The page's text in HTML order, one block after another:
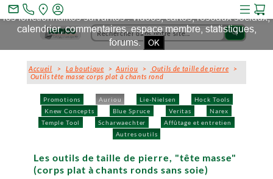
search
Promotions Auriou Lie-Nielsen
Hock Tools
Knew Concepts
Blue Spruce Veritas
Narex
Temple Tool
Scharwaechter
Affûtage et entretien
Autres outils
Accueil >La boutique >Auriou > Outils de taille de pierre >
Outils tête masse corps plat à chants rond
Les outils de taille de pierre, "tête masse"
(corps plat à chants ronds sans soie)
mail_outline
Ce site et des sites tiers qu'il utilise collectent des cookies pour
les fonctionnalités suivantes : vidéos, cartes, réseaux sociaux,
calendrier, commentaires, espace membre, statistiques,
forums. OK